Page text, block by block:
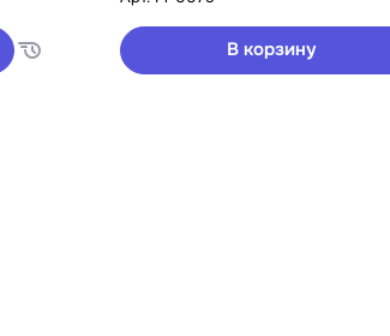
В корзину